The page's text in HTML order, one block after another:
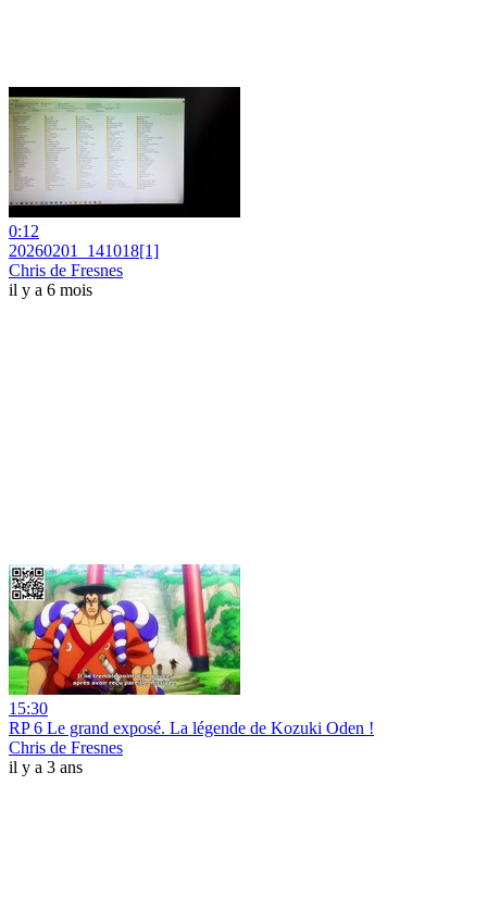
0:12
20260201_141018[1]
Chris de Fresnes
il y a 6 mois
15:30
RP 6 Le grand exposé. La légende de Kozuki Oden !
Chris de Fresnes
il y a 3 ans